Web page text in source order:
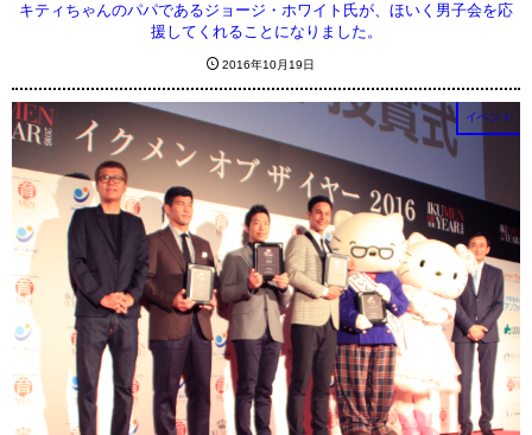
キティちゃんのパパであるジョージ・ホワイト氏が、ほいく男子会を応
援してくれることになりました。
2016年10月19日
イベント